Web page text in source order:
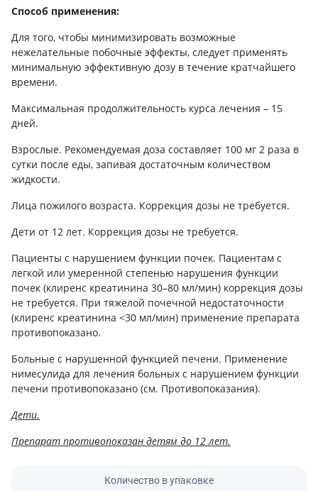
Способ применения:
Для того, чтобы минимизировать возможные
нежелательные побочные эффекты, следует применять
минимальную эффективную дозу в течение кратчайшего
времени.
Максимальная продолжительность курса лечения – 15
дней.
Взрослые. Рекомендуемая доза составляет 100 мг 2 раза в
сутки после еды, запивая достаточным количеством
жидкости.
Лица пожилого возраста. Коррекция дозы не требуется.
Дети от 12 лет. Коррекция дозы не требуется.
Пациенты с нарушением функции почек. Пациентам с
легкой или умеренной степенью нарушения функции
почек (клиренс креатинина 30–80 мл/мин) коррекция дозы
не требуется. При тяжелой почечной недостаточности
(клиренс креатинина <30 мл/мин) применение препарата
противопоказано.
Больные с нарушенной функцией печени. Применение
нимесулида для лечения больных с нарушением функции
печени противопоказано (см. Противопоказания).
Дети.
Препарат противопоказан детям до 12 лет.
Количество в упаковке